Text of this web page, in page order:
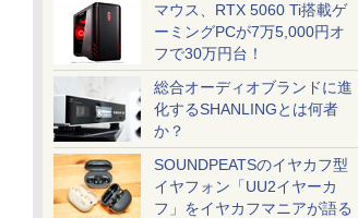
マウス、RTX 5060 Ti搭載ゲ
ーミングPCが7万5,000円オ
フで30万円台！
総合オーディオブランドに進
化するSHANLINGとは何者
か？
SOUNDPEATSのイヤカフ型
イヤフォン「UU2イヤーカ
フ」をイヤカフマニアが語る